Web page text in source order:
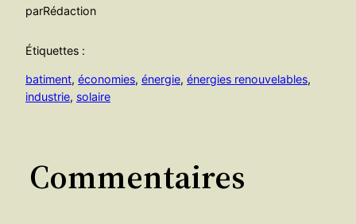
parRédaction
Étiquettes :
batiment, économies, énergie, énergies renouvelables
industrie, solaire
Commentaires